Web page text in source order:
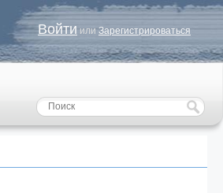
Войти или Зарегистрироваться